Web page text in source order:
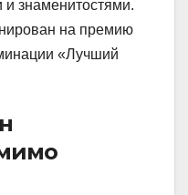
знаменитостями.
на премию
«Лучший